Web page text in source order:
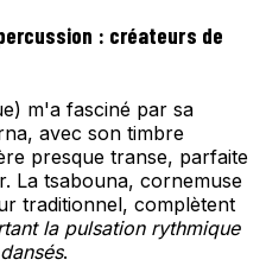
: créateurs de
m'a fasciné par sa
avec son timbre
presque transe, parfaite
La tsabouna, cornemuse
traditionnel, complètent
la pulsation rythmique
.